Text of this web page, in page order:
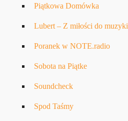
Piątkowa Domówka
Lubert – Z miłości do muzyki
Poranek w NOTE.radio
Sobota na Piątke
Soundcheck
Spod Taśmy